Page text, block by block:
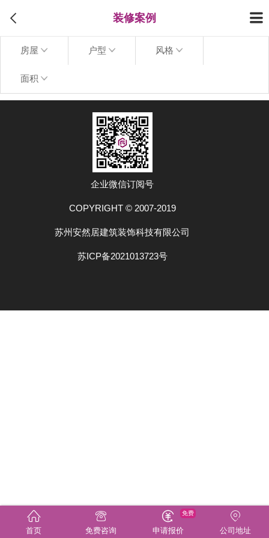
装修案例
房屋 户型 风格
面积
企业微信订阅号
COPYRIGHT © 2007-2019
苏州安然居建筑装饰科技有限公司
苏ICP备2021013723号
首页 免费咨询 申请报价
免费
公司地址